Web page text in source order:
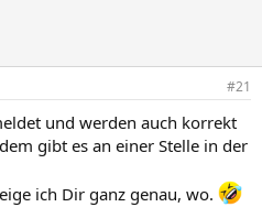
#21
und werden auch korrekt
gibt es an einer Stelle in der
ich Dir ganz genau, wo.